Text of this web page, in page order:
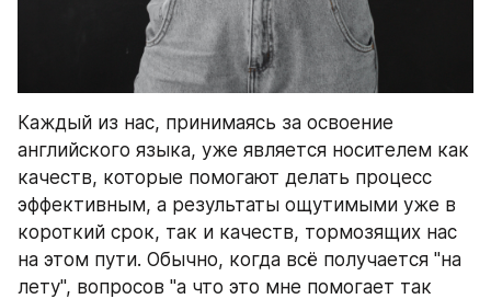
Каждый из нас, принимаясь за освоение
английского языка, уже является носителем как
качеств, которые помогают делать процесс
эффективным, а результаты ощутимыми уже в
короткий срок, так и качеств, тормозящих нас
на этом пути. Обычно, когда всё получается "на
лету", вопросов "а что это мне помогает так